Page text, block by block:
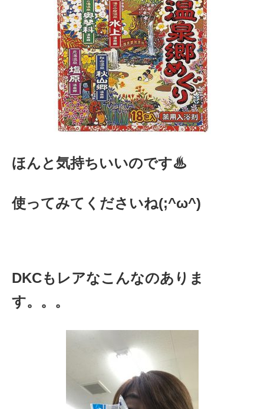
ほんと気持ちいいのです♨
使ってみてくださいね(;^ω^)
DKCもレアなこんなのありま
す。。。